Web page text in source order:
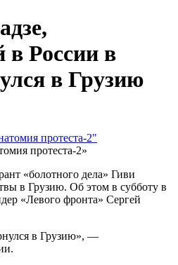
в России в
в Грузию
протеста-2»
«болотного дела» Гиви
в Грузию. Об этом в субботу в
«Левого фронта» Сергей
в Грузию», —